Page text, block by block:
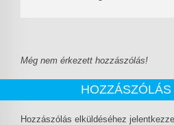
Még nem érkezett hozzászólás!
HOZZÁSZÓLÁS
Hozzászólás elküldéséhez